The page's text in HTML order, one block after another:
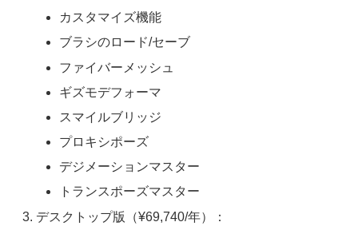
カスタマイズ機能
ブラシのロード/セーブ
ファイバーメッシュ
ギズモデフォーマ
スマイルブリッジ
プロキシポーズ
デジメーションマスター
トランスポーズマスター
デスクトップ版（¥69,740/年）：